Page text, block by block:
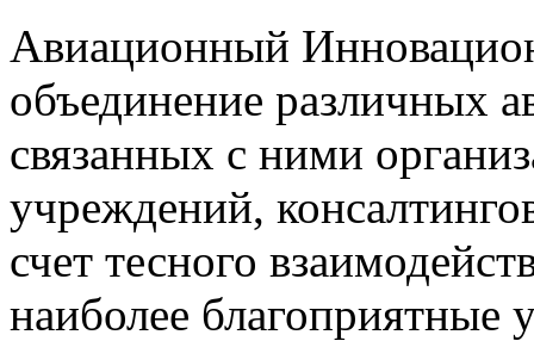
Авиационный
объединение различных
связанных с ними
учреждений,
счет тесного
наиболее благоприятные